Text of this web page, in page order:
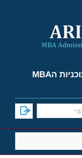
למד על אפשרויות הקבלה לתוכניות הMBA